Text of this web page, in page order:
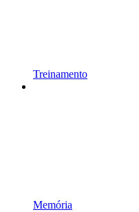
Treinamento
Memória